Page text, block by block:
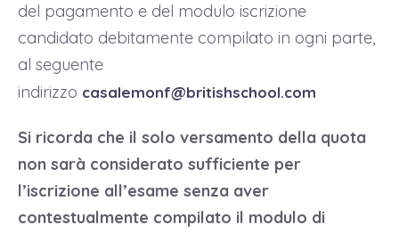
del pagamento e del modulo iscrizione
candidato debitamente compilato in ogni parte,
al seguente
indirizzo casalemonf@britishschool.com
Si ricorda che il solo versamento della quota
non sarà considerato sufficiente per
l’iscrizione all’esame senza aver
contestualmente compilato il modulo di